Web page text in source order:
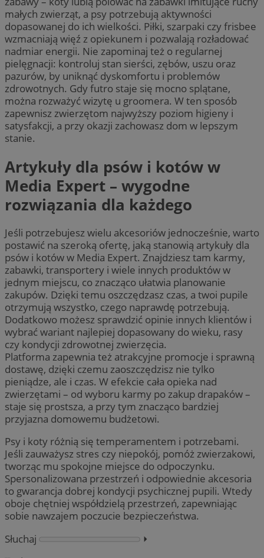
małych zwierząt, a psy potrzebują aktywności
dopasowanej do ich wielkości. Piłki, szarpaki czy frisbee
wzmacniają więź z opiekunem i pozwalają rozładować
nadmiar energii. Nie zapominaj też o regularnej
pielęgnacji: kontroluj stan sierści, zębów, uszu oraz
pazurów, by uniknąć dyskomfortu i problemów
zdrowotnych. Gdy futro staje się mocno splątane,
można rozważyć wizytę u groomera. W ten sposób
zapewnisz zwierzętom najwyższy poziom higieny i
satysfakcji, a przy okazji zachowasz dom w lepszym
stanie.
Artykuły dla psów i kotów w
Media Expert – wygodne
rozwiązania dla każdego
Jeśli potrzebujesz wielu akcesoriów jednocześnie, warto
postawić na szeroką ofertę, jaką stanowią artykuły dla
psów i kotów w Media Expert. Znajdziesz tam karmy,
zabawki, transportery i wiele innych produktów w
jednym miejscu, co znacząco ułatwia planowanie
zakupów. Dzięki temu oszczędzasz czas, a twoi pupile
otrzymują wszystko, czego naprawdę potrzebują.
Dodatkowo możesz sprawdzić opinie innych klientów i
wybrać wariant najlepiej dopasowany do wieku, rasy
czy kondycji zdrowotnej zwierzęcia.
Platforma zapewnia też atrakcyjne promocje i sprawną
dostawę, dzięki czemu zaoszczędzisz nie tylko
pieniądze, ale i czas. W efekcie cała opieka nad
zwierzętami – od wyboru karmy po zakup drapaków –
staje się prostsza, a przy tym znacząco bardziej
przyjazna domowemu budżetowi.
Psy i koty różnią się temperamentem i potrzebami.
Jeśli zauważysz stres czy niepokój, pomóż zwierzakowi,
tworząc mu spokojne miejsce do odpoczynku.
Spersonalizowana przestrzeń i odpowiednie akcesoria
to gwarancja dobrej kondycji psychicznej pupili. Wtedy
oboje chętniej współdzielą przestrzeń, zapewniając
sobie nawzajem poczucie bezpieczeństwa.
Słuchaj
⏵︎